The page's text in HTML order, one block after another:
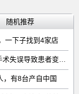
随机推荐
一下子找到4家店
，有‌8台‌产自中国